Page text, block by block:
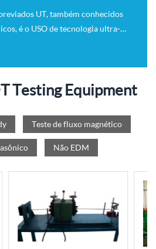
UT, também conhecidos
é o USO de tecnologia ultra-
não destrutivos.
Testing Equipment
Teste de fluxo magnético
Não EDM